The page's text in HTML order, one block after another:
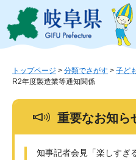
ジ
ュ
このペー
トップページ > 分類でさがす > 子ど
R2年度製造業等通知関係
重要なお知ら
知事記者会見「楽しすぎ